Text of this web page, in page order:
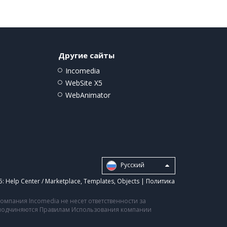
Другие сайты
Incomedia
WebSite X5
WebAnimator
Pусский
Help Center / Marketplace, Templates, Objects | Политика
Incomedia не несет ответственности за
Правилам Использования компании